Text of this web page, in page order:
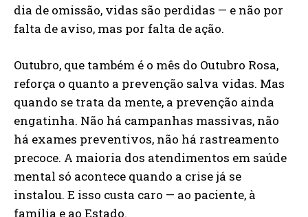
dia de omissão, vidas são perdidas — e não por
falta de aviso, mas por falta de ação.
Outubro, que também é o mês do Outubro Rosa,
reforça o quanto a prevenção salva vidas. Mas
quando se trata da mente, a prevenção ainda
engatinha. Não há campanhas massivas, não
há exames preventivos, não há rastreamento
precoce. A maioria dos atendimentos em saúde
mental só acontece quando a crise já se
instalou. E isso custa caro — ao paciente, à
família e ao Estado.